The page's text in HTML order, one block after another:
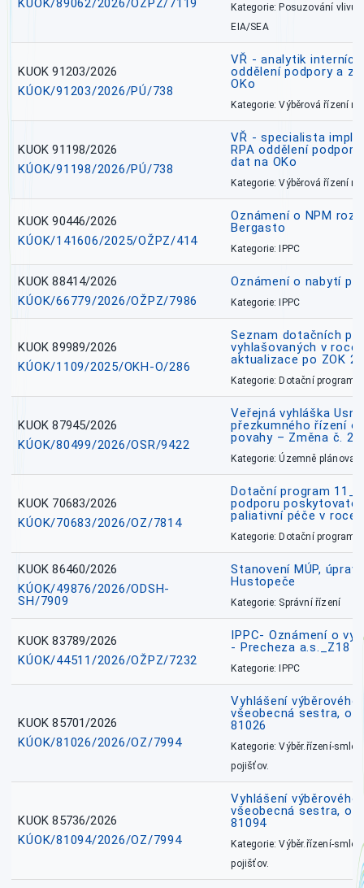
KÚOK/89062/2026/OŽPZ/7119
Kategorie: Posuzování vlivů
EIA/SEA
KUOK 91203/2026
KÚOK/91203/2026/PÚ/738
VŘ - analytik
oddělení podpory a
OKo
Kategorie: Výběrová řízení
KUOK 91198/2026
KÚOK/91198/2026/PÚ/738
VŘ - specialista
RPA oddělení
dat na OKo
Kategorie: Výběrová řízení
KUOK 90446/2026
KÚOK/141606/2025/OŽPZ/414
Oznámení o NPM
Bergasto
Kategorie: IPPC
KUOK 88414/2026
KÚOK/66779/2026/OŽPZ/7986
Oznámení o nabytí
Kategorie: IPPC
KUOK 89989/2026
KÚOK/1109/2025/OKH-O/286
Seznam dotačních
vyhlašovaných v roce
aktualizace po ZOK
Kategorie: Dotační
KUOK 87945/2026
KÚOK/80499/2026/OSR/9422
Veřejná vyhláška
přezkumného řízení
povahy – Změna č. 2
Kategorie: Územně
KUOK 70683/2026
KÚOK/70683/2026/OZ/7814
Dotační program
podporu
paliativní péče v roce
Kategorie: Dotační
KUOK 86460/2026
KÚOK/49876/2026/ODSH-
SH/7909
Stanovení MÚP,
Hustopeče
Kategorie: Správní řízení
KUOK 83789/2026
KÚOK/44511/2026/OŽPZ/7232
IPPC- Oznámení o
- Precheza a.s._Z18
Kategorie: IPPC
KUOK 85701/2026
KÚOK/81026/2026/OZ/7994
Vyhlášení
všeobecná sestra,
81026
Kategorie: Výběr.řízení-
pojišťov.
KUOK 85736/2026
KÚOK/81094/2026/OZ/7994
Vyhlášení
všeobecná sestra,
81094
Kategorie: Výběr.řízení-
pojišťov.